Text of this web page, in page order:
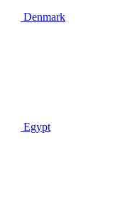
Denmark
Egypt